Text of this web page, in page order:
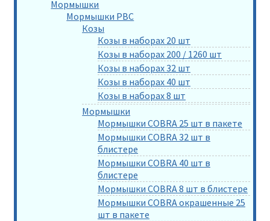
Мормышки
Мормышки РВС
Козы
Козы в наборах 20 шт
Козы в наборах 200 / 1260 шт
Козы в наборах 32 шт
Козы в наборах 40 шт
Козы в наборах 8 шт
Мормышки
Мормышки COBRA 25 шт в пакете
Мормышки COBRA 32 шт в
блистере
Мормышки COBRA 40 шт в
блистере
Мормышки COBRA 8 шт в блистере
Мормышки COBRA окрашенные 25
шт в пакете